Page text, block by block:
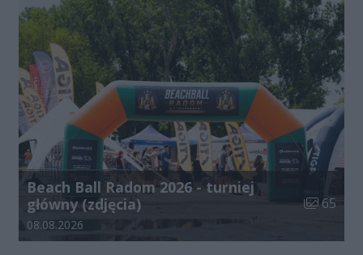
Beach Ball Radom 2026 - turniej
główny (zdjęcia)
Liczba
65
Data dodania galerii:
08.08.2026